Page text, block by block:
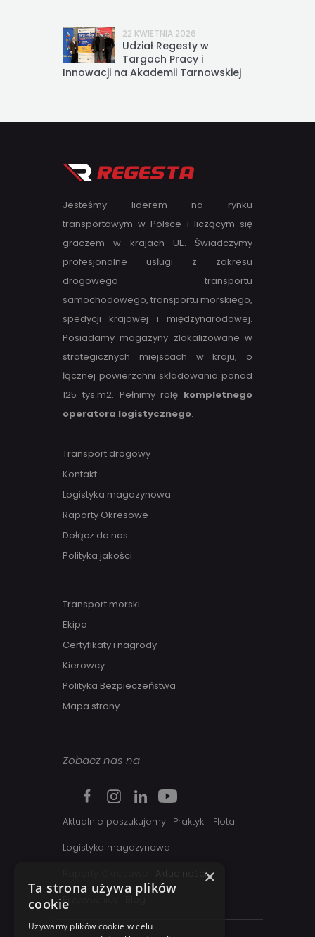
22 KWIETNIA 2026
Udział Regesty w
Targach Pracy i
Innowacji na Akademii Tarnowskiej
Jesteśmy liderem na rynku
transportowym w Polsce i liczącym się
graczem w krajach UE. Świadczymy
profesjonalne usługi z zakresu
drogowego transportu
samochodowego, transportu morskiego,
spedycji krajowej i międzynarodowej.
Posiadamy magazyny zlokalizowane w
strategicznych miejscach w kraju, o
łącznej powierzchni składowania ponad
125 tys.m2. Pełnimy rolę kompletnego
operatora logistycznego.
Transport drogowy
Kontakt
Logistyka magazynowa
Raporty Okresowe
Dołącz do nas
Polityka jakości
Transport morski
Ekipa
Certyfikaty i nagrody
Kierowcy
Polityka Bezpieczeństwa
Mapa strony
Zobacz nas na
Aktualnie poszukujemy Praktyki
Flota
Logistyka magazynowa
Aktualności
Przewoźnicy
Blog
×
Ta strona używa plików
cookie
Używamy plików cookie w celu